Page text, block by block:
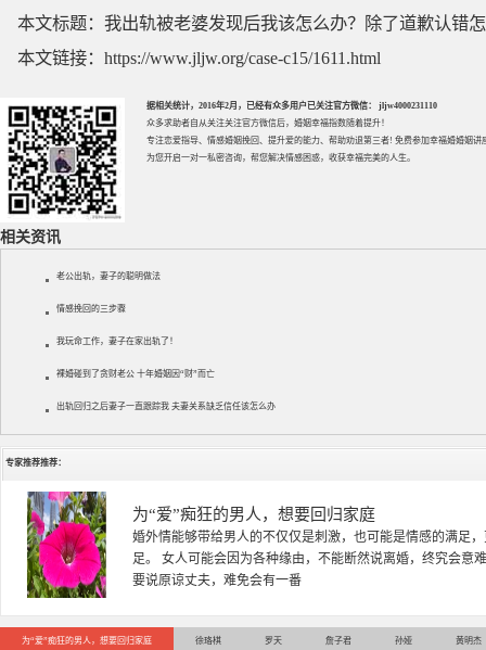
本文标题： 我出轨被老婆发现后我该怎么办？除了道歉认错
本文链接： https://www.jljw.org/case-c15/1611.html
据相关统计，2016年2月，已经有众多用户已关注官方微信： jljw4000231110
众多求助者自从关注关注官方微信后，婚姻幸福指数随着提升！
专注恋爱指导、 情感婚姻挽回 、提升爱的能力、帮助劝退第三者! 免费参加幸福婚婚姻讲
为您开启一对一私密咨询，帮您解决情感困惑，收获幸福完美的人生。
相关资讯
老公出轨，妻子的聪明做法
情感挽回的三步骤
我玩命工作，妻子在家出轨了！
裸婚碰到了贪财老公 十年婚姻因“财”而亡
出轨回归之后妻子一直跟踪我 夫妻关系缺乏信任该怎么办
专家推荐推荐：
徐珞棋
徐珞棋，婚姻家庭咨询师，毕业于重庆师范大学心理学专业
多年，对婚姻情感分析、恋爱择偶、夫妻关系，情感挽回、
千小时，积累了丰富的咨
为“爱”痴狂的男人，想要回归家庭 徐珞棋 罗天 詹子君 孙娅 黄明杰